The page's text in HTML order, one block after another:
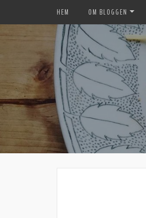
HEM OM BLOGGEN